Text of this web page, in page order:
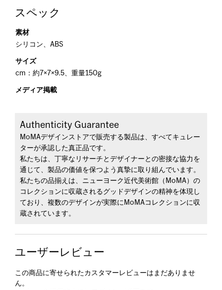
スペック
素材
シリコン、ABS
サイズ
cm：約7×7×9.5、重量150g
メディア掲載
Authenticity Guarantee
MoMAデザインストアで販売する製品は、すべてキュレー
ターが承認した真正品です。
私たちは、丁寧なリサーチとデザイナーとの密接な協力を
通じて、製品の価値を保つよう真摯に取り組んでいます。
私たちの品揃えは、ニューヨーク近代美術館（MoMA）の
コレクションに収蔵されるグッドデザインの精神を体現し
ており、複数のデザインが実際にMoMAコレクションに収
蔵されています。
ユーザーレビュー
この商品に寄せられたカスタマーレビューはまだありませ
ん。